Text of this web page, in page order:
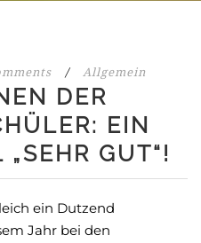
/ Allgemein
DER
EIN
GUT“!
ein Dutzend
Jahr bei den